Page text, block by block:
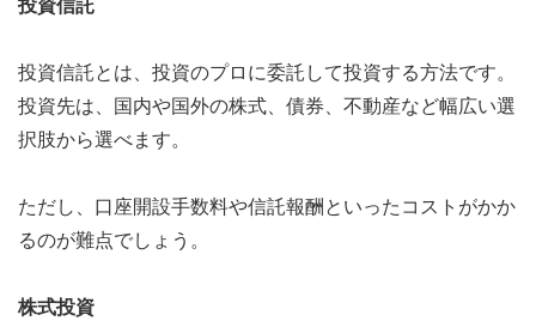
投資信託
投資信託とは、投資のプロに委託して投資する方法です。
投資先は、国内や国外の株式、債券、不動産など幅広い選
択肢から選べます。
ただし、口座開設手数料や信託報酬といったコストがかか
るのが難点でしょう。
株式投資